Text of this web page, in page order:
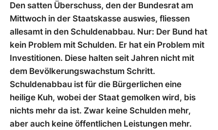
Den satten Überschuss, den der Bundesrat am
Mittwoch in der Staatskasse auswies, fliessen
allesamt in den Schuldenabbau. Nur: Der Bund hat
kein Problem mit Schulden. Er hat ein Problem mit
Investitionen. Diese halten seit Jahren nicht mit
dem Bevölkerungswachstum Schritt.
Schuldenabbau ist für die Bürgerlichen eine
heilige Kuh, wobei der Staat gemolken wird, bis
nichts mehr da ist. Zwar keine Schulden mehr,
aber auch keine öffentlichen Leistungen mehr.